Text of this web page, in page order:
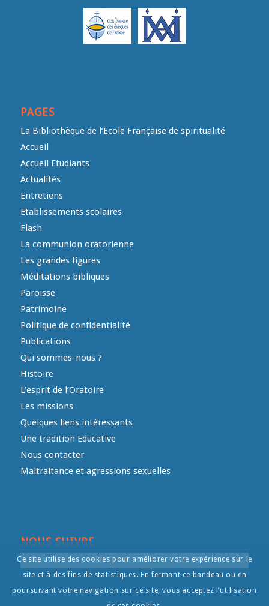
PAGES
La Bibliothèque de l’Ecole Française de spiritualité
Accueil
Accueil Etudiants
Actualités
Entretiens
Etablissements scolaires
Flash
La communion oratorienne
Les grandes figures
Méditations bibliques
Paroisse
Patrimoine
Politique de confidentialité
Publications
Qui sommes-nous ?
Histoire
L’esprit de l’Oratoire
Les missions
Quelques liens intéressants
Une tradition Educative
Nous contacter
Maltraitance et agressions sexuelles
NOUS SUIVRE
Ce site utilise des cookies pour améliorer votre expérience sur le
site et à des fins de statistiques. En fermant ce bandeau ou en
poursuivant votre navigation sur ce site, vous acceptez l’utilisation